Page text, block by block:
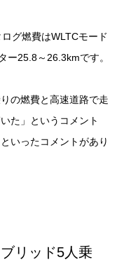
グ燃費はWLTCモード
ー25.8～26.3kmです。
の燃費と高速道路で走
た」というコメント
いったコメントがあり
リッド5人乗